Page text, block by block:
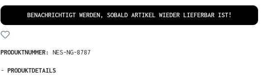
BENACHRICHTIGT WERDEN, SOBALD ARTIKEL WIEDER LIEFERBAR IST!
PRODUKTNUMMER: NES-NG-8787
- PRODUKTDETAILS